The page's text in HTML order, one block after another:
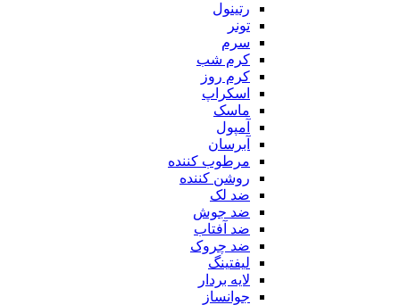
رتینول
تونر
سرم
کرم شب
کرم روز
اسکراپ
ماسک
آمپول
آبرسان
مرطوب کننده
روشن کننده
ضد لک
ضد جوش
ضد آفتاب
ضد چروک
لیفتینگ
لایه بردار
جوانساز